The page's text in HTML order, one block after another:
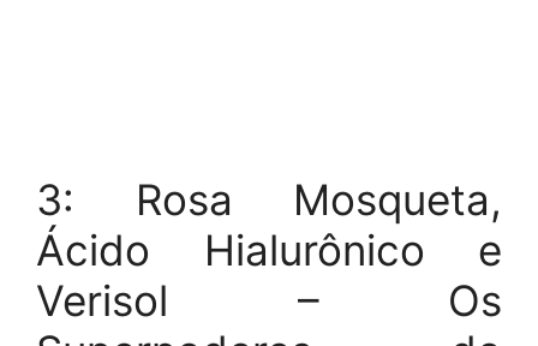
3: Rosa Mosqueta,
Ácido Hialurônico e
Verisol – Os